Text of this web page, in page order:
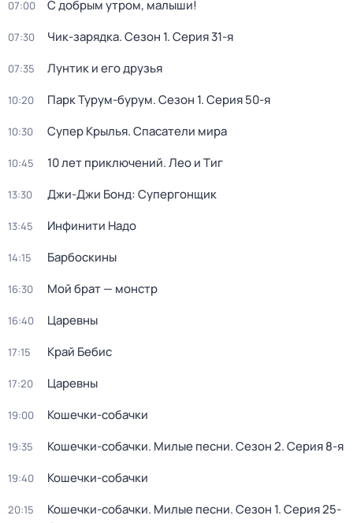
07:00 С добрым утром, малыши!
07:30 Чик-зарядка. Сезон 1. Серия 31-я
07:35 Лунтик и его друзья
10:20 Парк Турум-бурум. Сезон 1. Серия 50-я
10:30 Супер Крылья. Спасатели мира
10:45 10 лет приключений. Лео и Тиг
13:30 Джи-Джи Бонд: Супергонщик
13:45 Инфинити Надо
14:15 Барбоскины
16:30 Мой брат — монстр
16:40 Царевны
17:15 Край Бебис
17:20 Царевны
19:00 Кошечки-собачки
19:35 Кошечки-собачки. Милые песни. Сезон 2. Серия 8-я
19:40 Кошечки-собачки
20:15 Кошечки-собачки. Милые песни. Сезон 1. Серия 25-